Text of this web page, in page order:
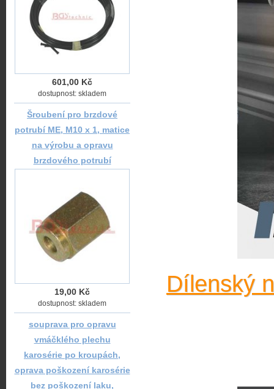
Dílenský
601,00 Kč
dostupnost: skladem
Šroubení pro brzdové
potrubí ME, M10 x 1, matice
na výrobu a opravu
brzdového potrubí
19,00 Kč
dostupnost: skladem
souprava pro opravu
vmáčklého plechu
karosérie po kroupách,
oprava poškození karosérie
bez poškození laku,